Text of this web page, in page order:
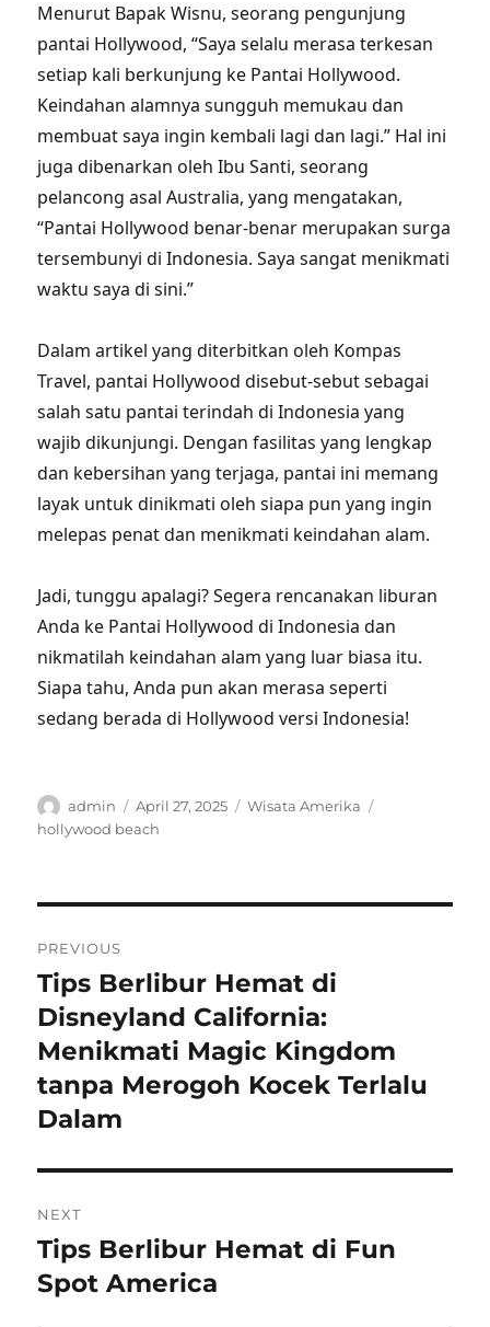
Menurut Bapak Wisnu, seorang pengunjung
pantai Hollywood, “Saya selalu merasa terkesan
setiap kali berkunjung ke Pantai Hollywood.
Keindahan alamnya sungguh memukau dan
membuat saya ingin kembali lagi dan lagi.” Hal ini
juga dibenarkan oleh Ibu Santi, seorang
pelancong asal Australia, yang mengatakan,
“Pantai Hollywood benar-benar merupakan surga
tersembunyi di Indonesia. Saya sangat menikmati
waktu saya di sini.”
Dalam artikel yang diterbitkan oleh Kompas
Travel, pantai Hollywood disebut-sebut sebagai
salah satu pantai terindah di Indonesia yang
wajib dikunjungi. Dengan fasilitas yang lengkap
dan kebersihan yang terjaga, pantai ini memang
layak untuk dinikmati oleh siapa pun yang ingin
melepas penat dan menikmati keindahan alam.
Jadi, tunggu apalagi? Segera rencanakan liburan
Anda ke Pantai Hollywood di Indonesia dan
nikmatilah keindahan alam yang luar biasa itu.
Siapa tahu, Anda pun akan merasa seperti
sedang berada di Hollywood versi Indonesia!
Author
admin
Posted
on
April 27, 2025 Categories
Wisata Amerika
hollywood beach
navigation
PREVIOUS
Previous
post:
Tips Berlibur Hemat di
Disneyland California:
Menikmati Magic Kingdom
tanpa Merogoh Kocek Terlalu
Dalam
NEXT
Next
post:
Tips Berlibur Hemat di Fun
Spot America